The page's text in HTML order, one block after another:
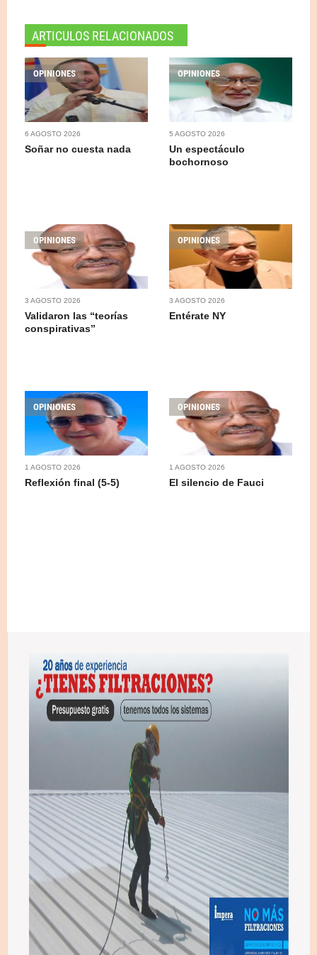
ARTICULOS RELACIONADOS
OPINIONES
6 AGOSTO 2026
Soñar no cuesta nada
OPINIONES
5 AGOSTO 2026
Un espectáculo
bochornoso
OPINIONES
3 AGOSTO 2026
Validaron las “teorías
conspirativas”
OPINIONES
3 AGOSTO 2026
Entérate NY
OPINIONES
1 AGOSTO 2026
Reflexión final (5-5)
OPINIONES
1 AGOSTO 2026
El silencio de Fauci